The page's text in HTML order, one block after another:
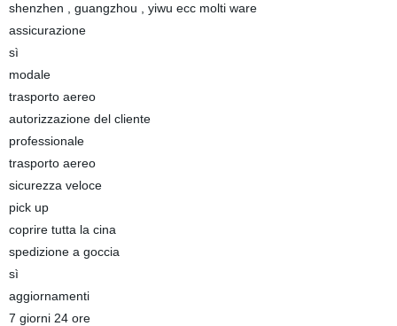
shenzhen , guangzhou , yiwu ecc molti ware
assicurazione
sì
modale
trasporto aereo
autorizzazione del cliente
professionale
trasporto aereo
sicurezza veloce
pick up
coprire tutta la cina
spedizione a goccia
sì
aggiornamenti
7 giorni 24 ore